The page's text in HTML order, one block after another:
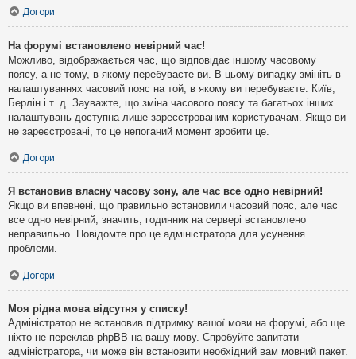
Догори
На форумі встановлено невірний час!
Можливо, відображається час, що відповідає іншому часовому
поясу, а не тому, в якому перебуваєте ви. В цьому випадку змініть в
налаштуваннях часовий пояс на той, в якому ви перебуваєте: Київ,
Берлін і т. д. Зауважте, що зміна часового поясу та багатьох інших
налаштувань доступна лише зареєстрованим користувачам. Якщо ви
не зареєстровані, то це непоганий момент зробити це.
Догори
Я встановив власну часову зону, але час все одно невірний!
Якщо ви впевнені, що правильно встановили часовий пояс, але час
все одно невірний, значить, годинник на сервері встановлено
неправильно. Повідомте про це адміністратора для усунення
проблеми.
Догори
Моя рідна мова відсутня у списку!
Адміністратор не встановив підтримку вашої мови на форумі, або ще
ніхто не переклав phpBB на вашу мову. Спробуйте запитати
адміністратора, чи може він встановити необхідний вам мовний пакет.